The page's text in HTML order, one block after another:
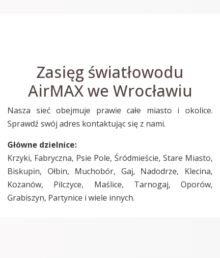
Zasięg światłowodu
AirMAX we Wrocławiu
Nasza sieć obejmuje prawie całe miasto i okolice.
Sprawdź swój adres kontaktując się z nami.
Główne dzielnice:
Krzyki, Fabryczna, Psie Pole, Śródmieście, Stare Miasto,
Biskupin, Ołbin, Muchobór, Gaj, Nadodrze, Klecina,
Kozanów, Pilczyce, Maślice, Tarnogaj, Oporów,
Grabiszyn, Partynice i wiele innych.